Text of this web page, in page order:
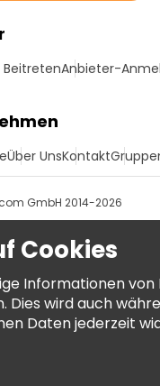
Anbieter-
Über UnsKontakt
GmbH 2014-2026
Cookies
Informationen
Dies wird auch
Daten jederzeit